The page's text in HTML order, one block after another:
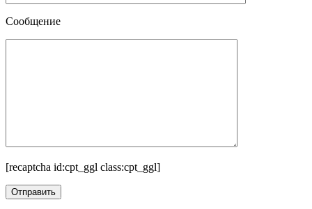
Сообщение
[recaptcha id:cpt_ggl class:cpt_ggl]